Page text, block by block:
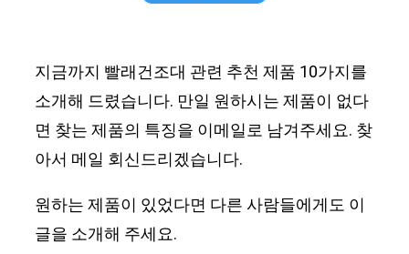
지금까지 빨래건조대 관련 추천 제품 10가지를
소개해 드렸습니다. 만일 원하시는 제품이 없다
면 찾는 제품의 특징을 이메일로 남겨주세요. 찾
아서 메일 회신드리겠습니다.
원하는 제품이 있었다면 다른 사람들에게도 이
글을 소개해 주세요.